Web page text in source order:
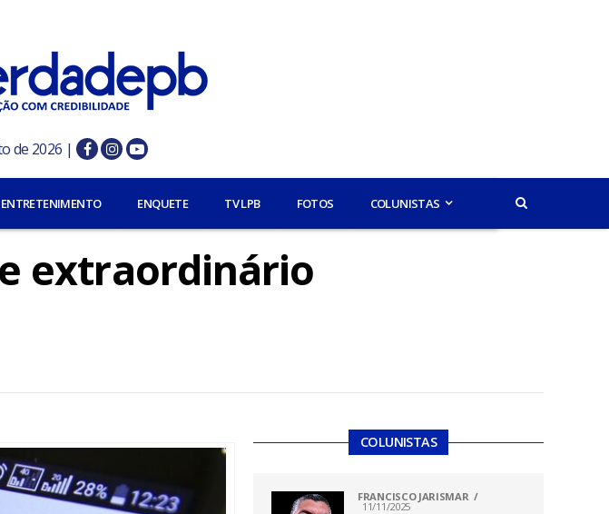
de 2026 |
ENTRETENIMENTO ENQUETE TV LPB FOTOS COLUNISTAS
extraordinário
COLUNISTAS
FRANCISCO JARISMAR
11/11/2025